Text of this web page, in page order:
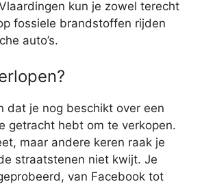
kun je zowel terecht
fossiele brandstoffen rijden
auto’s.
dat je nog beschikt over een
getracht hebt om te verkopen.
maar andere keren raak je
straatstenen niet kwijt. Je
van Facebook tot